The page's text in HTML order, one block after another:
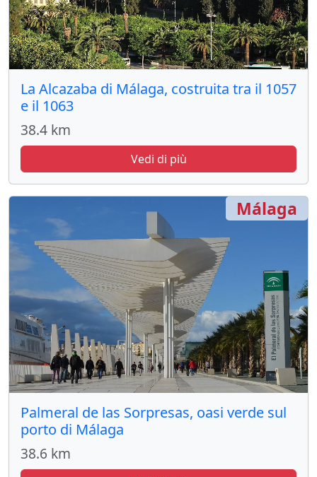
La Alcazaba di Málaga, costruita tra il 1057
e il 1063
38.4 km
Vedi di più
Palmeral de las Sorpresas, oasi verde sul
porto di Málaga
38.6 km
Málaga